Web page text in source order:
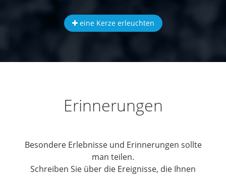
eine Kerze erleuchten
Erinnerungen
Besondere Erlebnisse und Erinnerungen sollte
man teilen.
Schreiben Sie über die Ereignisse, die Ihnen